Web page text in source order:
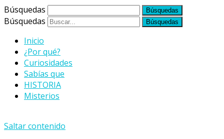
Búsquedas
Búsquedas
Inicio
¿Por qué?
Curiosidades
Sabías que
HISTORIA
Misterios
Saltar contenido